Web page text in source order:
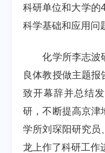
科研单位和大学的
科学基础和应用问
化学所李志波
良体教授做主题报
致开幕辞并总结
研，不断提高京津
学所刘琛阳研究员
龙上作了科研工作